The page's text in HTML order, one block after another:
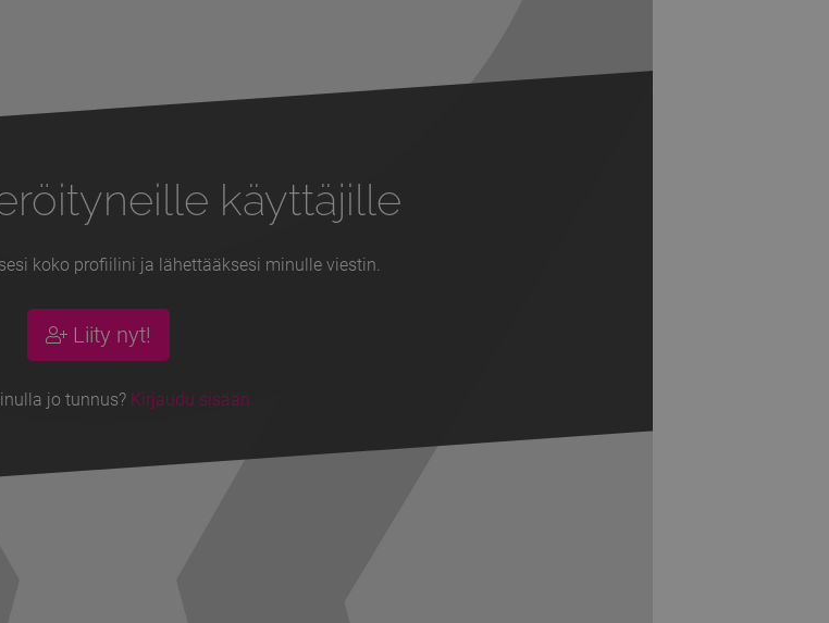
käyttäjille
koko profiilini ja lähettääksesi minulle viestin.
Liity nyt!
jo tunnus? Kirjaudu sisään
Next